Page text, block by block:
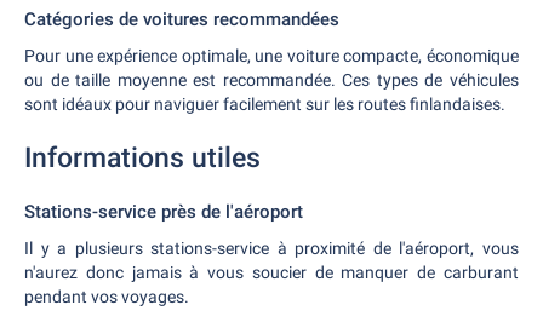
Catégories de voitures recommandées
Pour une expérience optimale, une voiture compacte, économique
ou de taille moyenne est recommandée. Ces types de véhicules
sont idéaux pour naviguer facilement sur les routes finlandaises.
Informations utiles
Stations-service près de l'aéroport
Il y a plusieurs stations-service à proximité de l'aéroport, vous
n'aurez donc jamais à vous soucier de manquer de carburant
pendant vos voyages.